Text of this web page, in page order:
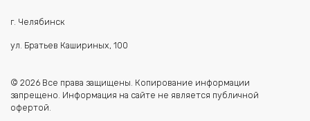
г. Челябинск
ул. Братьев Кашириных, 100
© 2026 Все права защищены. Копирование информации
запрещено. Информация на сайте не является публичной
офертой.